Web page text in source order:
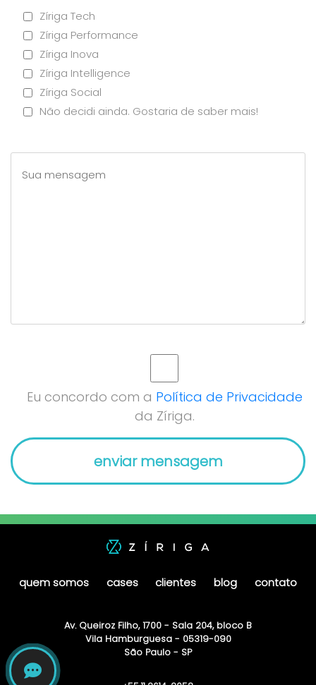
Zíriga Tech
Zíriga Performance
Zíriga Inova
Zíriga Intelligence
Zíriga Social
Não decidi ainda. Gostaria de saber mais!
Eu concordo com a Política de Privacidade
da Zíriga.
quem somos cases clientes blog contato
Av. Queiroz Filho, 1700 - Sala 204, bloco B
Vila Hamburguesa - 05319-090
São Paulo - SP